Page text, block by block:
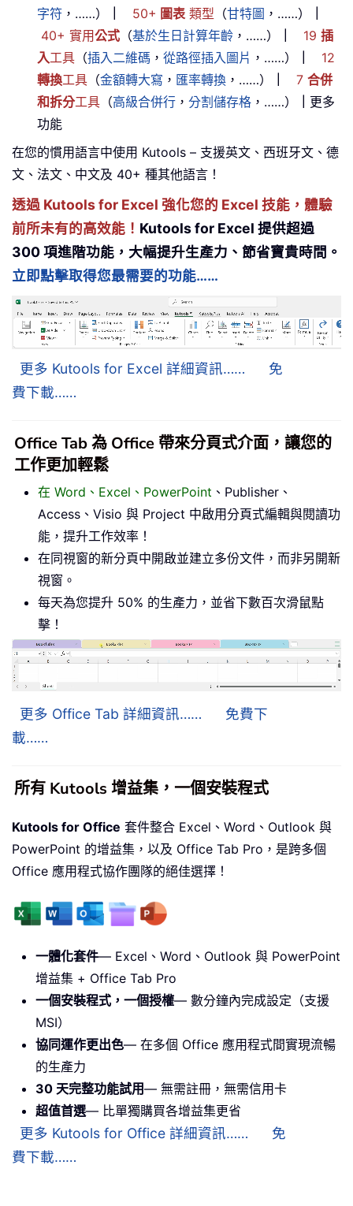
字符 ，……） 50+ 圖表 類型 （甘特圖 ，……）
40+ 實用公式 （基於生日計算年齡 ，……） 19 插
入工具 （插入二維碼 ， 從路徑插入圖片 ，……）
12
轉換工具 （金額轉大寫 ， 匯率轉換 ，……） 7 合併
和拆分工具 （高級合併行 ， 分割儲存格 ，……）
更多
功能
在您的慣用語言中使用 Kutools – 支援英文、西班牙文、德
文、法文、中文及 40+ 種其他語言！
透過 Kutools for Excel 強化您的 Excel 技能，體驗
前所未有的高效能！ Kutools for Excel 提供超過
300 項進階功能，大幅提升生產力、節省寶貴時間。
立即點擊取得您最需要的功能……
更多 Kutools for Excel 詳細資訊……
免
費下載……
Office Tab 為 Office 帶來分頁式介面，讓您的
工作更加輕鬆
在 Word、Excel、PowerPoint 、Publisher、
Access、Visio 與 Project 中啟用分頁式編輯與閱讀功
能，提升工作效率！
在同視窗的新分頁中開啟並建立多份文件，而非另開新
視窗。
每天為您提升 50% 的生產力，並省下數百次滑鼠點
擊！
更多 Office Tab 詳細資訊……
免費下
載……
所有 Kutools 增益集，一個安裝程式
Kutools for Office 套件整合 Excel、Word、Outlook 與
PowerPoint 的增益集，以及 Office Tab Pro，是跨多個
Office 應用程式協作團隊的絕佳選擇！
一體化套件— Excel、Word、Outlook 與 PowerPoint
增益集 + Office Tab Pro
一個安裝程式，一個授權— 數分鐘內完成設定（支援
MSI）
協同運作更出色— 在多個 Office 應用程式間實現流暢
的生產力
30 天完整功能試用— 無需註冊，無需信用卡
超值首選— 比單獨購買各增益集更省
更多 Kutools for Office 詳細資訊……
免
費下載……